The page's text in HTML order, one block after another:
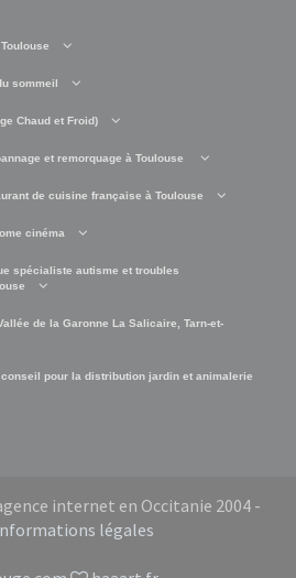
sommeil
Chaud et Froid)
et remorquage à Toulouse
de cuisine française à Toulouse
cinéma
spécialiste autisme et troubles
de la Garonne La Salicaire, Tarn-et-
pour la distribution jardin et animalerie
internet en Occitanie 2004 -
légales